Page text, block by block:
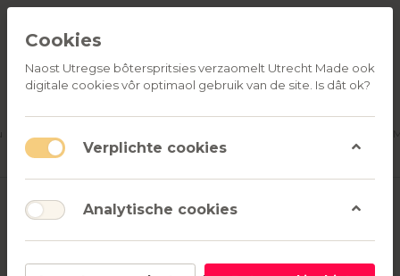
PRODUCTEN
RELATIEGESCHENKEN
ONS
Cookies
Naost Utregse bôterspritsies verzaomelt Utrecht Made ook
digitale cookies vôr optimaol gebruik van de site. Is dât ok?
Verplichte cookies
Analytische cookies